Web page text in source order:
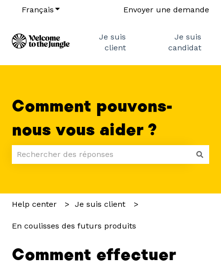
Français Afficher le sous-menu pour les traductions
Envoyer une demande
Je suis
client
Je suis
candidat
Comment pouvons-
nous vous aider ?
Help center Je suis client
En coulisses des futurs produits
Comment effectuer